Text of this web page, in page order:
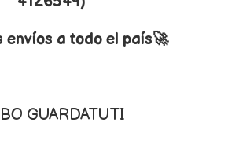
envíos a todo el país🚀
GUARDATUTI